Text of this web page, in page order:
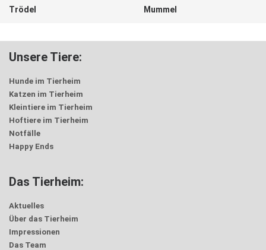
Mummel Hänsel
Unsere Tiere:
Hunde im Tierheim
Katzen im Tierheim
Kleintiere im Tierheim
Hoftiere im Tierheim
Notfälle
Happy Ends
Das Tierheim:
Aktuelles
Über das Tierheim
Impressionen
Das Team